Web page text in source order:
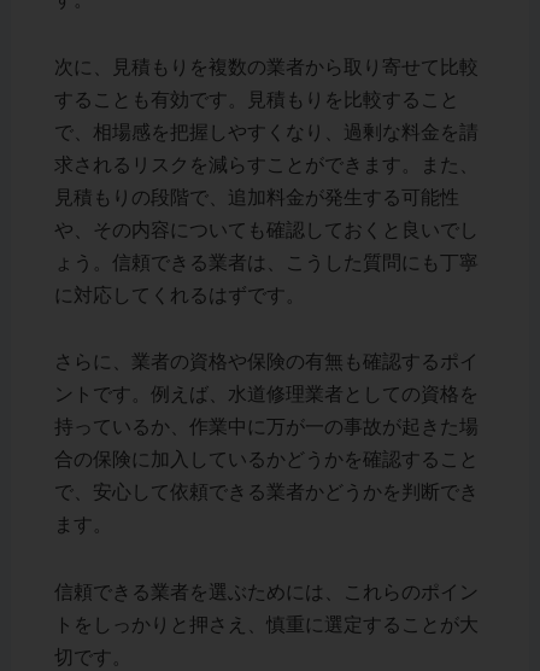
次に、見積もりを複数の業者から取り寄せて比較
することも有効です。見積もりを比較すること
で、相場感を把握しやすくなり、過剰な料金を請
求されるリスクを減らすことができます。また、
見積もりの段階で、追加料金が発生する可能性
や、その内容についても確認しておくと良いでし
ょう。信頼できる業者は、こうした質問にも丁寧
に対応してくれるはずです。
さらに、業者の資格や保険の有無も確認するポイ
ントです。例えば、水道修理業者としての資格を
持っているか、作業中に万が一の事故が起きた場
合の保険に加入しているかどうかを確認すること
で、安心して依頼できる業者かどうかを判断でき
ます。
信頼できる業者を選ぶためには、これらのポイン
トをしっかりと押さえ、慎重に選定することが大
切です。